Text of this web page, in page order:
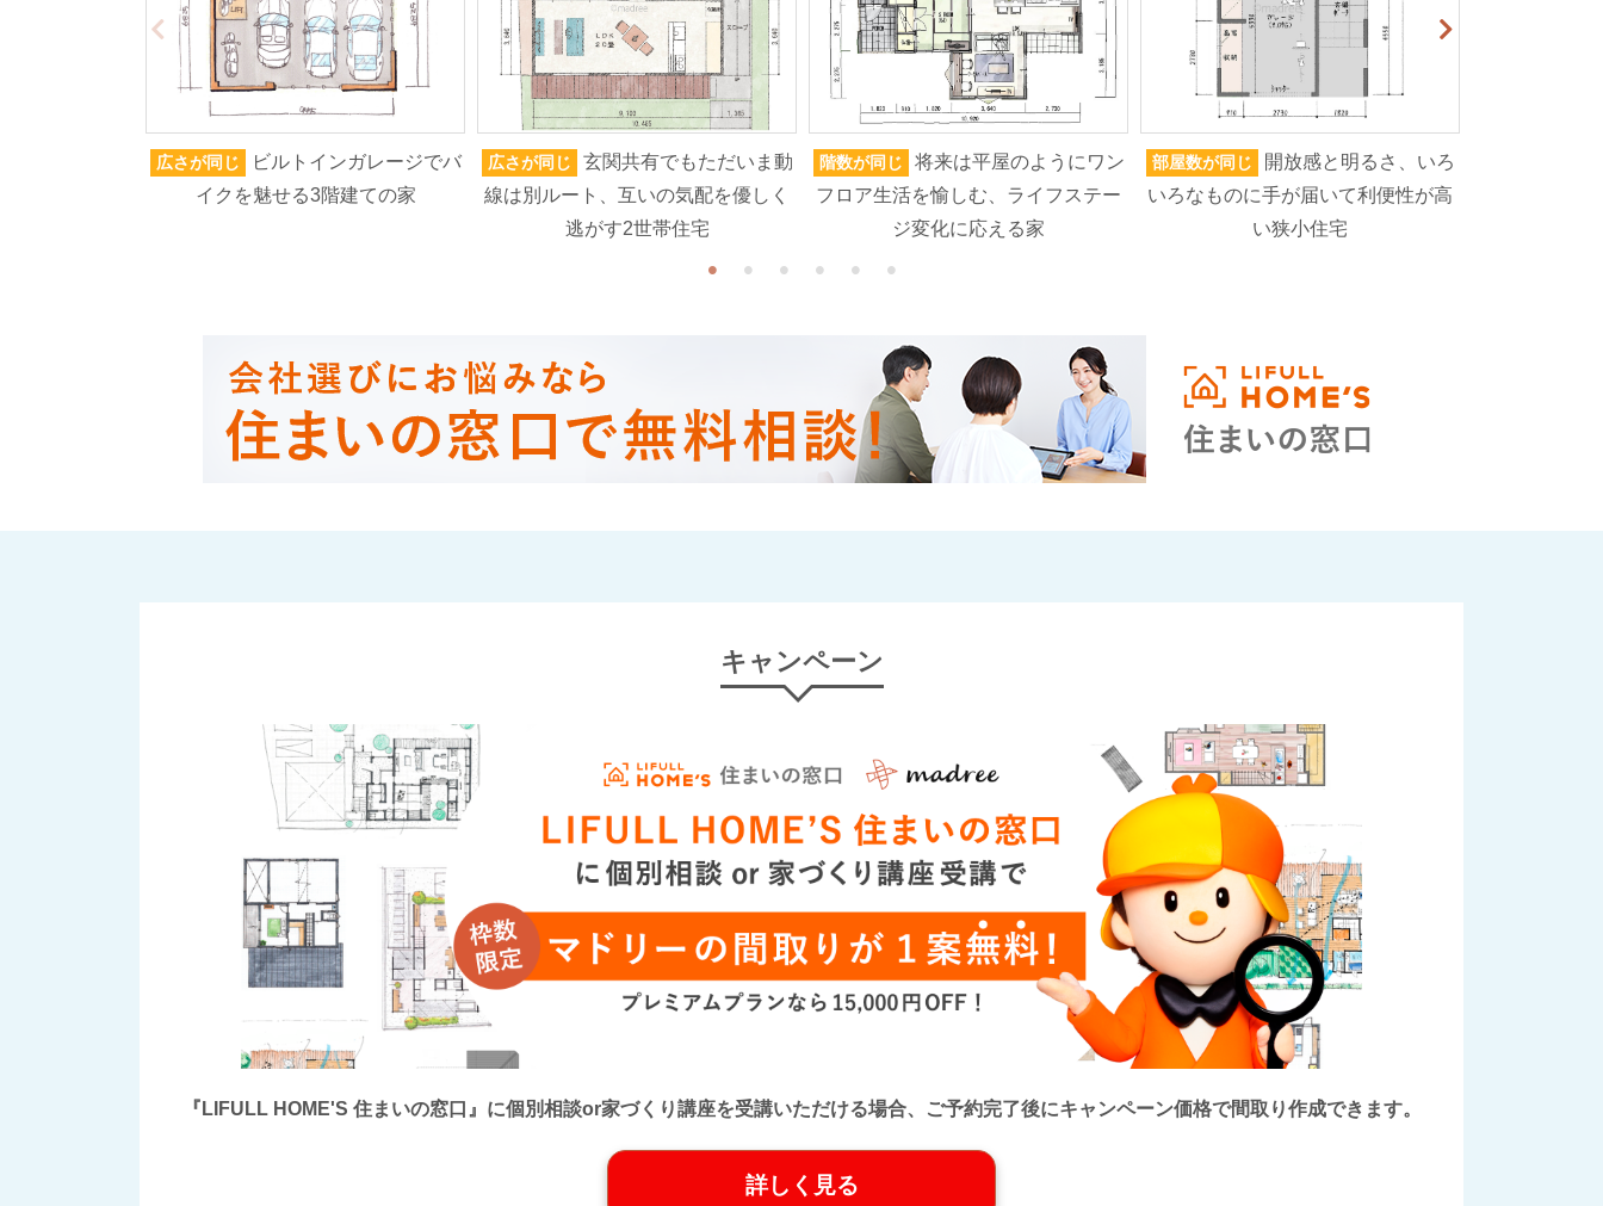
広さが同じ
ビルトインガレージでバ
イクを魅せる3階建ての家
広さが同じ
玄関共有でもただいま動
線は別ルート、互いの気配を優しく
逃がす2世帯住宅
階数が同じ
将来は平屋のようにワン
フロア生活を愉しむ、ライフステー
ジ変化に応える家
部屋数が同じ
開放感と明るさ、いろ
いろなものに手が届いて利便性が高
い狭小住宅
キャンペーン
『LIFULL HOME'S 住まいの窓口』に個別相談or家づくり講座を受講いただける場合、ご予約完了後にキャンペーン価格で間取り作成できます。
詳しく見る